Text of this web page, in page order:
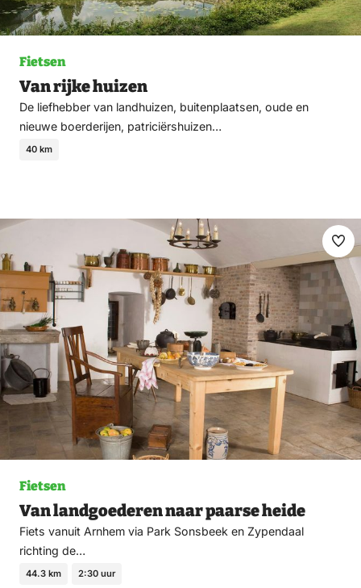
Fietsen
Van rijke huizen
De liefhebber van landhuizen, buitenplaatsen, oude en
nieuwe boerderijen, patriciërshuizen…
40 km
Fietsen
Van landgoederen naar paarse heide
Fiets vanuit Arnhem via Park Sonsbeek en Zypendaal
richting de…
44.3 km 2:30 uur